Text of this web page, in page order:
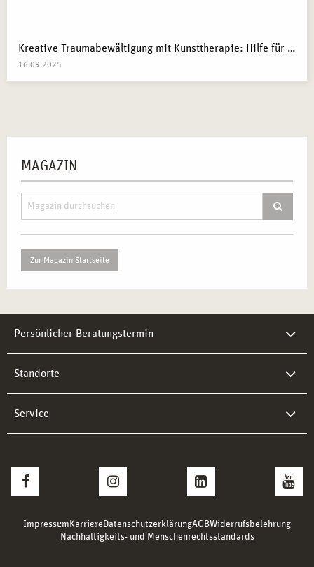
Kreative Traumabewältigung mit Kunsttherapie: Hilfe für Kriegsflüchtlinge
16.09.2025
MAGAZIN
Zur Magazin Startseite
Persönlicher Beratungstermin
Standorte
Service
Impressum KarriereDatenschutzerklärungAGBWiderrufsbelehrung
Nachhaltigkeits- und Menschenrechtsstandards